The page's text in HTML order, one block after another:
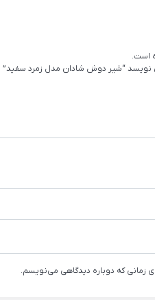
است.
نویسد “شیر دوش شادان مدل زمرد سفید”
زمانی که دوباره دیدگاهی می‌نویسم.